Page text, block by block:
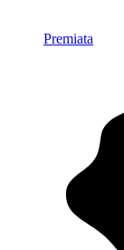
Premiata